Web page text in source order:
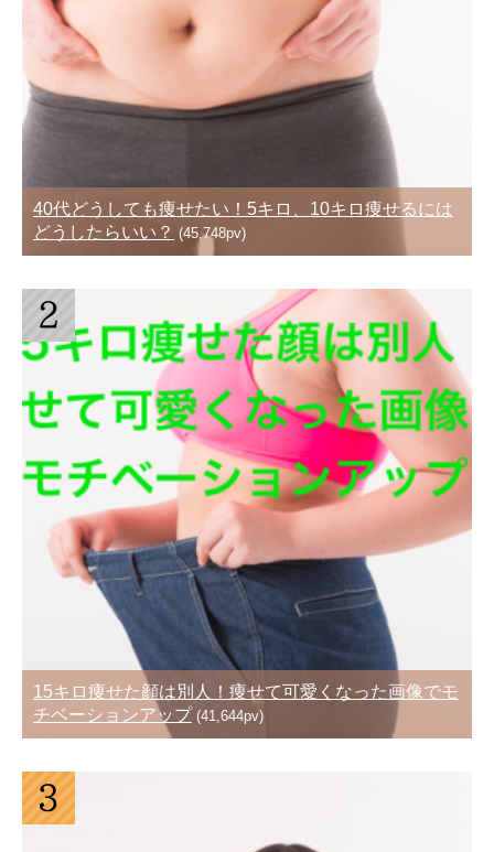
40代どうしても痩せたい！5キロ、10キロ痩せるには
どうしたらいい？ (45,748pv)
15キロ痩せた顔は別人！痩せて可愛くなった画像でモ
チベーションアップ (41,644pv)